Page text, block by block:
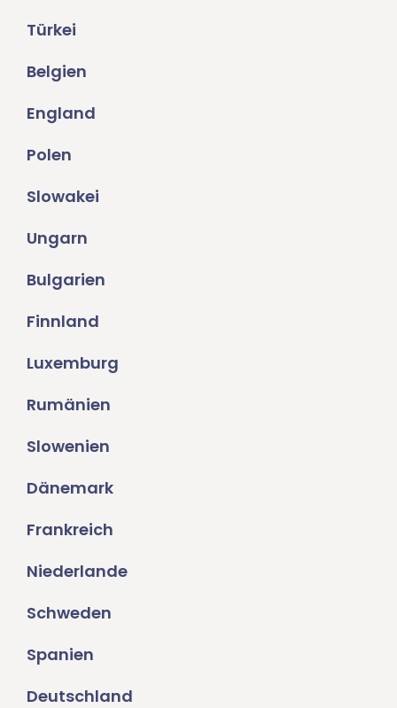
Türkei
Belgien
England
Polen
Slowakei
Ungarn
Bulgarien
Finnland
Luxemburg
Rumänien
Slowenien
Dänemark
Frankreich
Niederlande
Schweden
Spanien
Deutschland